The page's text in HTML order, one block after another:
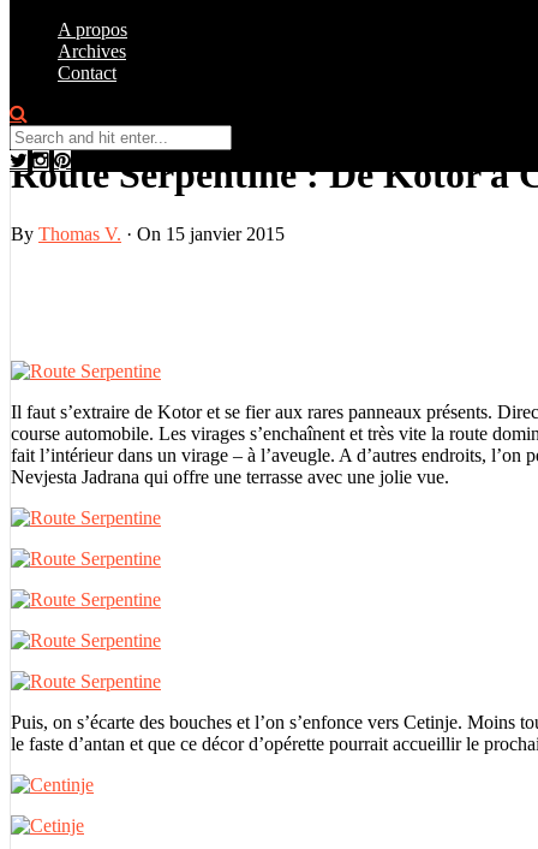
A propos
Archives
Contact
Sur la route
Route Serpentine : De Kotor à
By Thomas V. · On 15 janvier 2015
Il faut s’extraire de Kotor et se fier aux rares panneaux présents.
course automobile. Les virages s’enchaînent et très vite la route
fait l’intérieur dans un virage – à l’aveugle. A d’autres endroits,
Nevjesta Jadrana qui offre une terrasse avec une jolie vue.
Puis, on s’écarte des bouches et l’on s’enfonce vers Cetinje.
le faste d’antan et que ce décor d’opérette pourrait accueillir le